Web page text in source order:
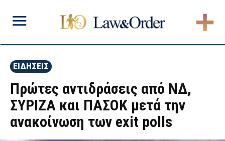
ΕΙΔΗΣΕΙΣ
Πρώτες αντιδράσεις από ΝΔ,
ΣΥΡΙΖΑ και ΠΑΣΟΚ μετά την
ανακοίνωση των exit polls